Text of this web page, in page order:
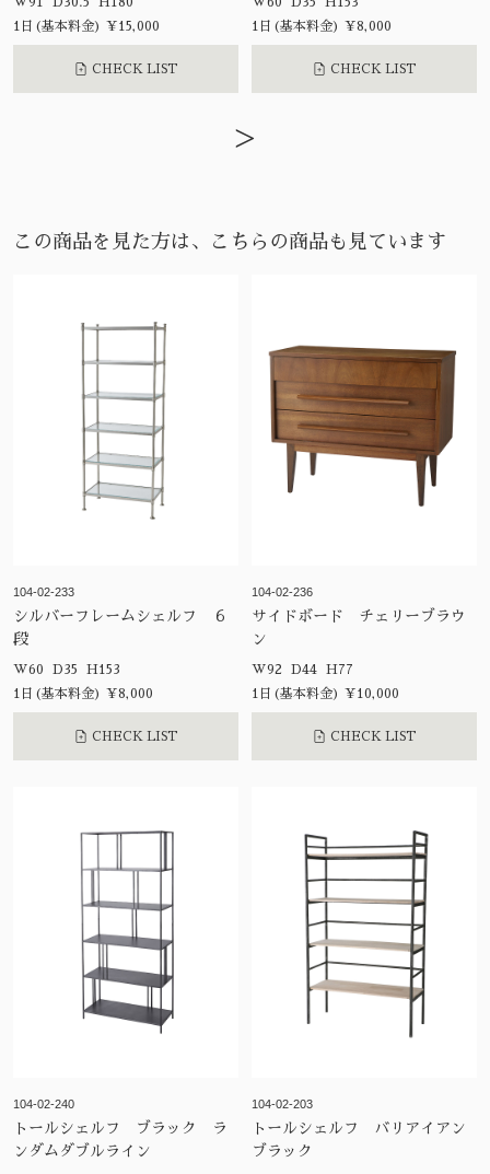
1日(基本料金) ¥15,000
CHECK LIST
1日(基本料金) ¥8,000
CHECK LIST
>
この商品を見た方は、こちらの商品も見ています
104-02-233
シルバーフレームシェルフ ６
段
W60 D35 H153
1日(基本料金) ¥8,000
CHECK LIST
104-02-236
サイドボード チェリーブラウ
ン
W92 D44 H77
1日(基本料金) ¥10,000
CHECK LIST
104-02-240
トールシェルフ ブラック ラ
ンダムダブルライン
104-02-203
トールシェルフ バリアイアン
ブラック